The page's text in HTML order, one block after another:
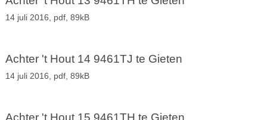
14 juli 2016, pdf, 89kB
Achter 't Hout 14 9461TJ te Gieten
14 juli 2016, pdf, 89kB